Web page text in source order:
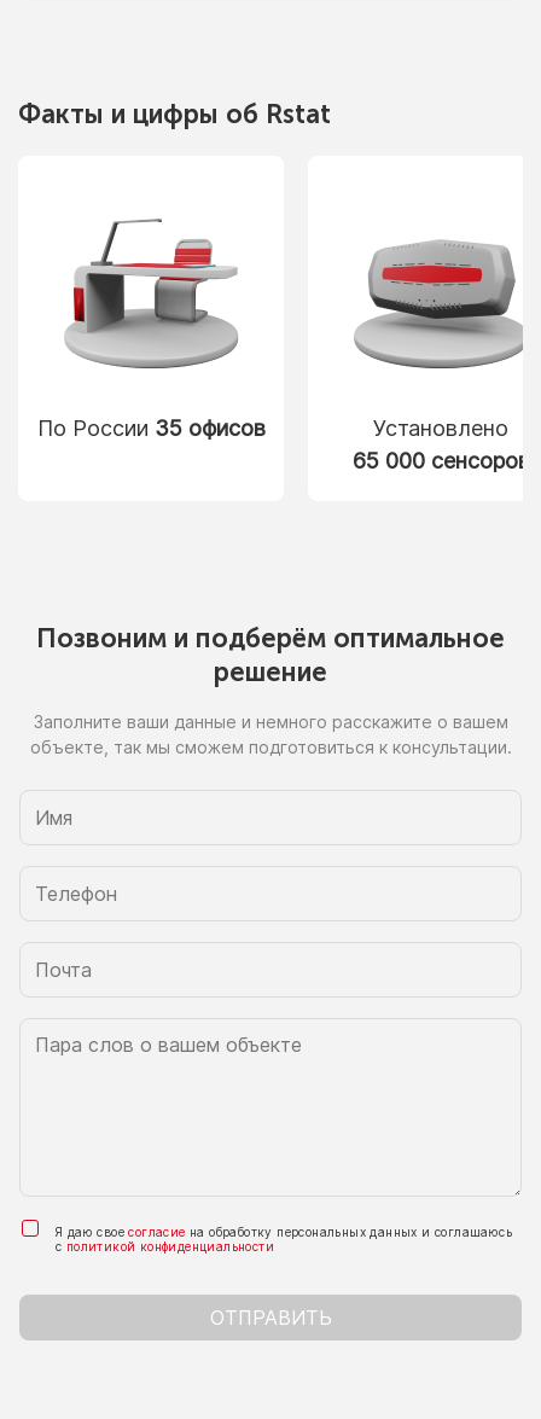
Факты и цифры об Rstat
По России 35 офисов
Установлено
65 000 сенсоров
Позвоним и подберём оптимальное
решение
Заполните ваши данные и немного расскажите о вашем
объекте, так мы сможем подготовиться к консультации.
Я даю своесогласие на обработку персональных данных и соглашаюсь
с политикой конфиденциальности
ОТПРАВИТЬ